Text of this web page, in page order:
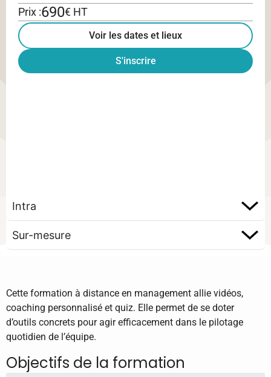
Prix :690€ HT
Voir les dates et lieux
S'inscrire
Intra
Sur-mesure
Cette formation à distance en management allie vidéos,
coaching personnalisé et quiz. Elle permet de se doter
d’outils concrets pour agir efficacement dans le pilotage
quotidien de l’équipe.
Objectifs de la formation